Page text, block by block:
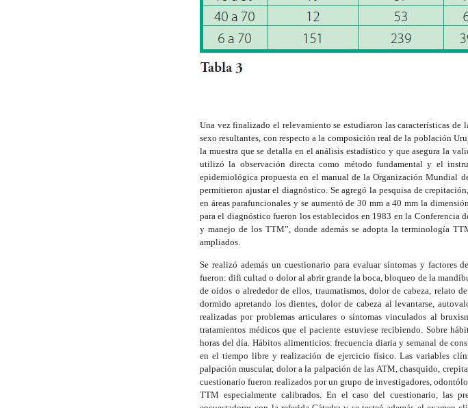
Una vez finalizado el relevamiento se estudiaron las características
sexo resultantes, con respecto a la composición real de la población
la muestra que se detalla en el análisis estadístico y que asegura la
utilizó la observación directa como método fundamental y el
epidemiológica propuesta en el manual de la Organización Mundial
permitieron ajustar el diagnóstico. Se agregó la pesquisa de
en áreas parafuncionales y se aumentó de 30 mm a 40 mm la
para el diagnóstico fueron los establecidos en 1983 en la Conferencia
y manejo de los TTM”, donde además se adopta la terminología
ampliados.
Se realizó además un cuestionario para evaluar síntomas y factores
fueron: difi cultad o dolor al abrir grande la boca, bloqueo de la
de oídos o alrededor de ellos, traumatismos, dolor de cabeza, relato
dormido apretando los dientes, dolor de cabeza al levantarse,
realizadas por problemas articulares o síntomas vinculados al
tratamientos médicos que el paciente estuviese recibiendo. Sobre
horas del día. Hábitos alimenticios: frecuencia diaria y semanal de
en el tiempo libre y realización de ejercicio físico. Las variables
palpación muscular, dolor a la palpación de las ATM, chasquido,
cuestionario fueron realizados por un grupo de investigadores,
TTM especialmente calibrados. En el caso del cuestionario, las